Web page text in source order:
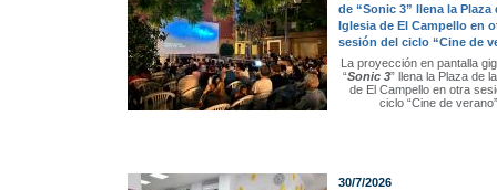
de “Sonic 3” llena la Plaza
Iglesia de El Campello en
sesión del ciclo “Cine de
La proyección en pantalla
“Sonic 3” llena la Plaza de
de El Campello en otra
ciclo “Cine de verano”
30/7/2026